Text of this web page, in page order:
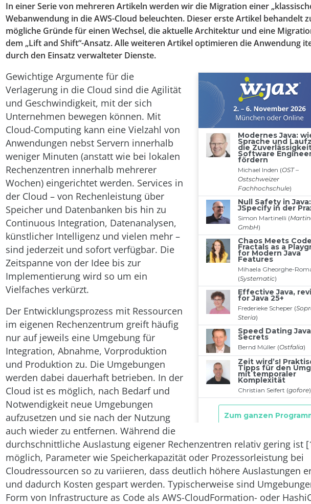
In einer Serie von mehreren Artikeln werden wir die Migration einer
Webanwendung in die AWS-Cloud beleuchten. Dieser erste Artikel behandelt
mögliche Gründe für einen Wechsel, die aktuelle Architektur und eine
dem „Lift and Shift“-Ansatz. Alle weiteren Artikel optimieren die Anwendung
durch den Einsatz verwalteter Dienste.
Gewichtige Argumente für die
Verlagerung in die Cloud sind die Agilität
und Geschwindigkeit, mit der sich
Unternehmen bewegen können. Mit
Cloud-Computing kann eine Vielzahl von
Anwendungen nebst Servern innerhalb
weniger Minuten (anstatt wie bei lokalen
Rechenzentren innerhalb mehrerer
Wochen) eingerichtet werden. Services in
der Cloud – von Rechenleistung über
Speicher und Datenbanken bis hin zu
Continuous Integration, Datenanalysen,
künstlicher Intelligenz und vielen mehr –
sind jederzeit und sofort verfügbar. Die
Zeitspanne von der Idee bis zur
Implementierung wird so um ein
Vielfaches verkürzt.
Der Entwicklungsprozess mit Ressourcen
im eigenen Rechenzentrum greift häufig
nur auf jeweils eine Umgebung für
Integration, Abnahme, Vorproduktion
und Produktion zu. Die Umgebungen
werden dabei dauerhaft betrieben. In der
Cloud ist es möglich, nach Bedarf und
Notwendigkeit neue Umgebungen
aufzusetzen und sie nach der Nutzung
auch wieder zu entfernen. Während die
durchschnittliche Auslastung eigener Rechenzentren relativ gering ist
möglich, Parameter wie Speicherkapazität oder Prozessorleistung bei
Cloudressourcen so zu variieren, dass deutlich höhere Auslastungen
und dadurch Kosten gespart werden. Typischerweise sind
Form von Infrastructure as Code als AWS-CloudFormation- oder